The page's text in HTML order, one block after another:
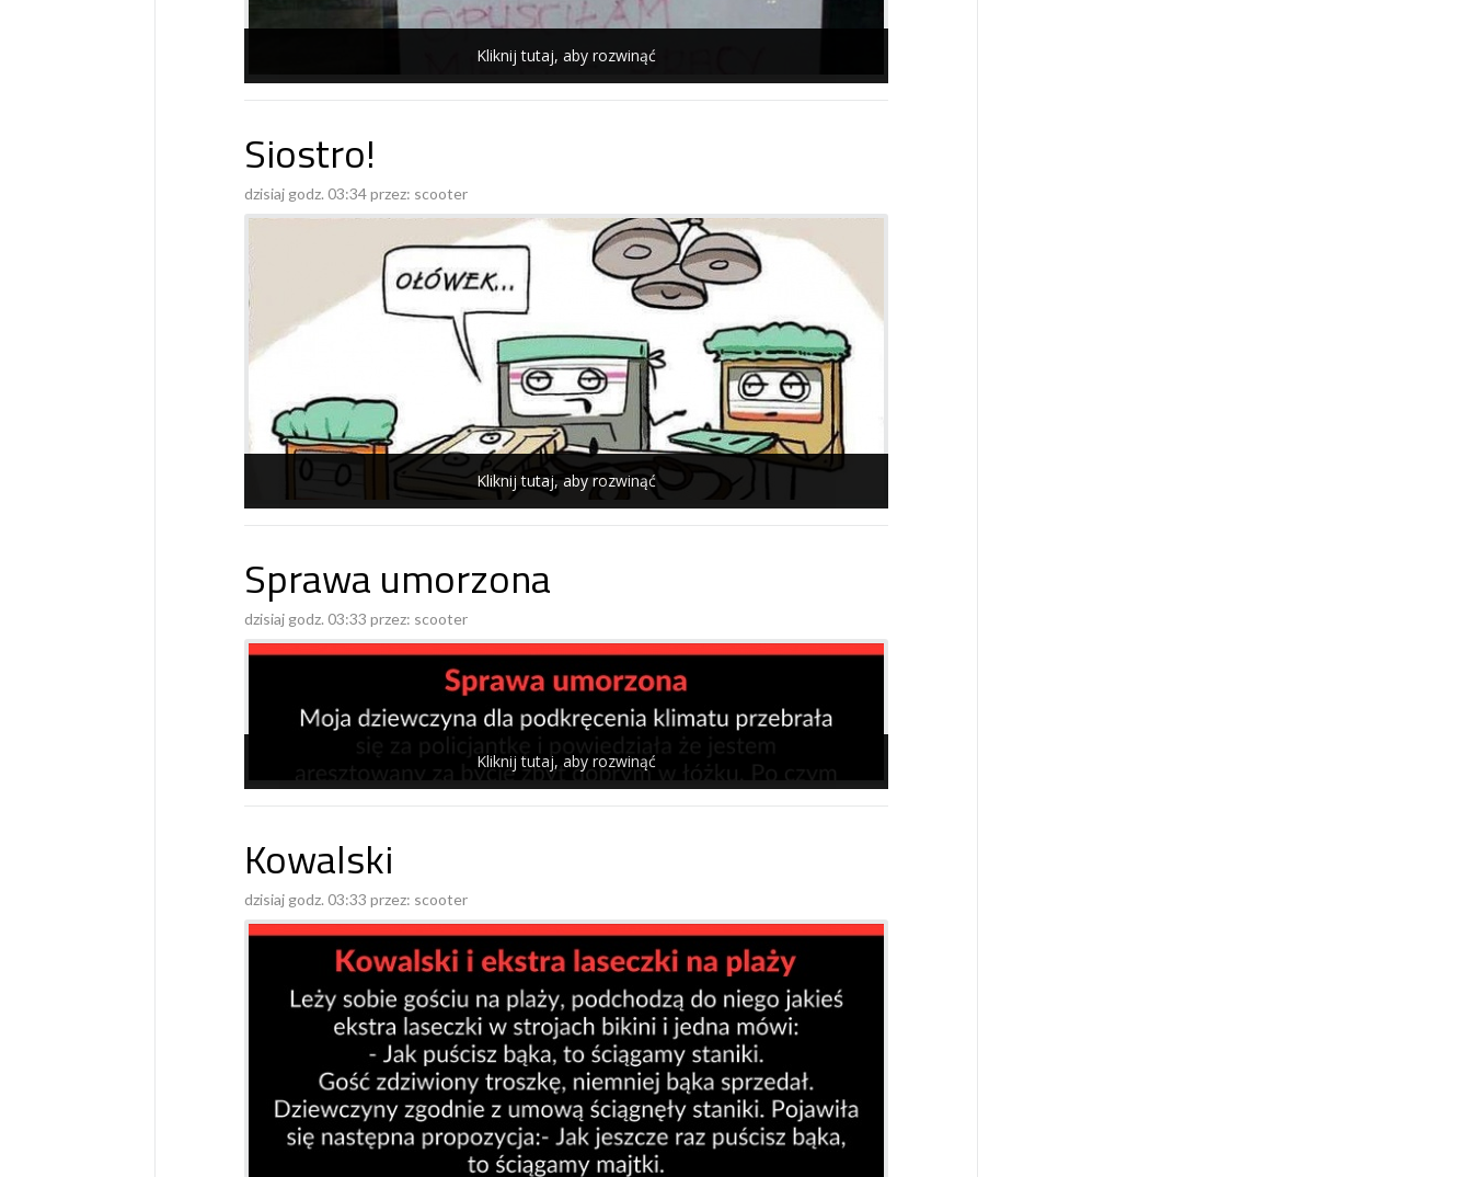
Kliknij tutaj, aby rozwinąć
Siostro!
dzisiaj godz. 03:34 przez: scooter
Kliknij tutaj, aby rozwinąć
Sprawa umorzona
dzisiaj godz. 03:33 przez: scooter
Kliknij tutaj, aby rozwinąć
Kowalski
dzisiaj godz. 03:33 przez: scooter